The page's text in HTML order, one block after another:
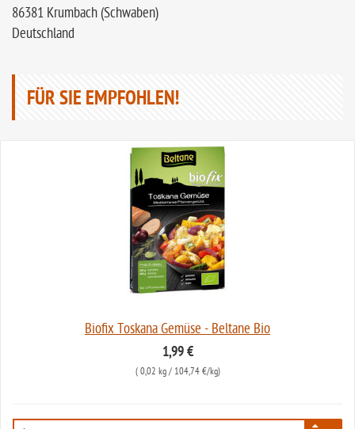
86381 Krumbach (Schwaben)
Deutschland
FÜR SIE EMPFOHLEN!
Biofix Toskana Gemüse - Beltane Bio
1,99 €
( 0,02 kg/ 104,74 €/kg)